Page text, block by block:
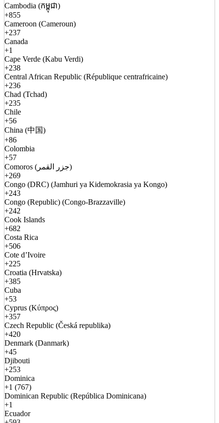
Cambodia (កម្ពុជា)
+855
Cameroon (Cameroun)
+237
Canada
+1
Cape Verde (Kabu Verdi)
+238
Central African Republic (République centrafricaine)
+236
Chad (Tchad)
+235
Chile
+56
China (中国)
+86
Colombia
+57
Comoros (جزر القمر)
+269
Congo (DRC) (Jamhuri ya Kidemokrasia ya Kongo)
+243
Congo (Republic) (Congo-Brazzaville)
+242
Cook Islands
+682
Costa Rica
+506
Cote d’Ivoire
+225
Croatia (Hrvatska)
+385
Cuba
+53
Cyprus (Κύπρος)
+357
Czech Republic (Česká republika)
+420
Denmark (Danmark)
+45
Djibouti
+253
Dominica
+1 (767)
Dominican Republic (República Dominicana)
+1
Ecuador